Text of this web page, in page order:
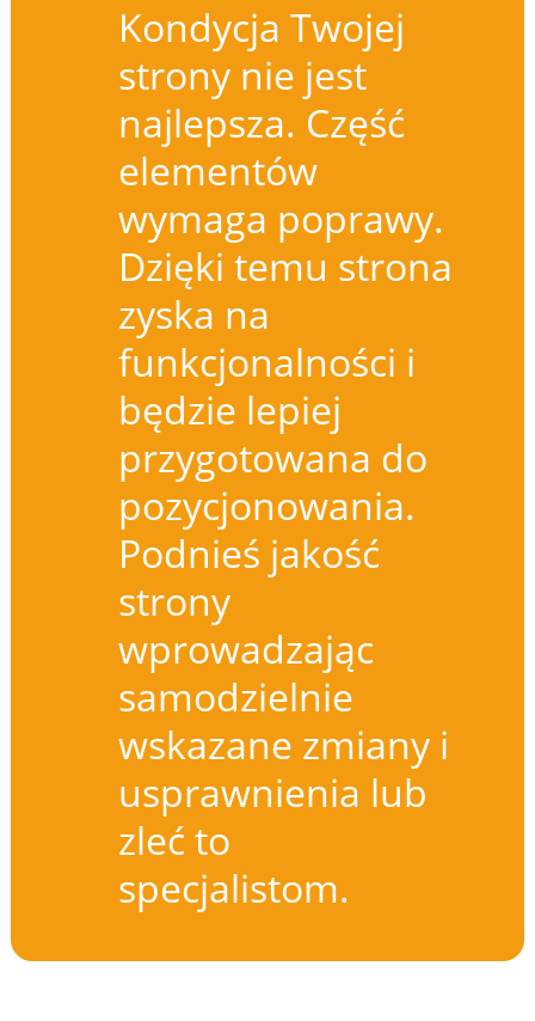
Kondycja Twojej
strony nie jest
najlepsza. Część
elementów
wymaga poprawy.
Dzięki temu strona
zyska na
funkcjonalności i
będzie lepiej
przygotowana do
pozycjonowania.
Podnieś jakość
strony
wprowadzając
samodzielnie
wskazane zmiany i
usprawnienia lub
zleć to
specjalistom.